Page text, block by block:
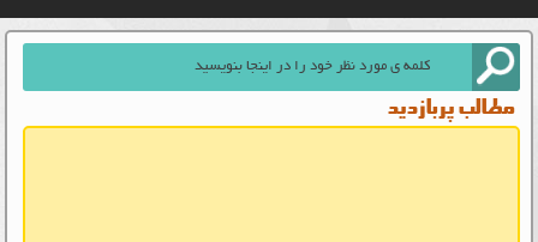
مطالب پربازدید